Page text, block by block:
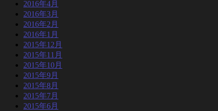
2016年4月
2016年3月
2016年2月
2016年1月
2015年12月
2015年11月
2015年10月
2015年9月
2015年8月
2015年7月
2015年6月